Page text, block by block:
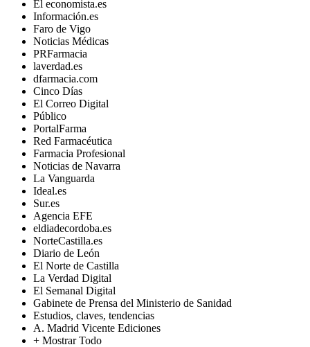
El economista.es
Información.es
Faro de Vigo
Noticias Médicas
PRFarmacia
laverdad.es
dfarmacia.com
Cinco Días
El Correo Digital
Público
PortalFarma
Red Farmacéutica
Farmacia Profesional
Noticias de Navarra
La Vanguarda
Ideal.es
Sur.es
Agencia EFE
eldiadecordoba.es
NorteCastilla.es
Diario de León
El Norte de Castilla
La Verdad Digital
El Semanal Digital
Gabinete de Prensa del Ministerio de Sanidad
Estudios, claves, tendencias
A. Madrid Vicente Ediciones
+ Mostrar Todo